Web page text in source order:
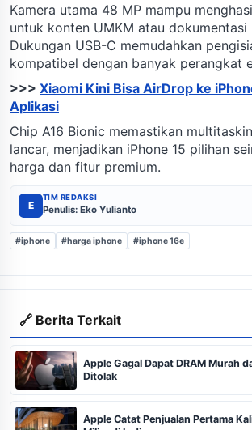
Kamera utama 48 MP mampu
untuk konten UMKM atau dokumentasi
Dukungan USB-C memudahkan
kompatibel dengan banyak perangkat
>>> Xiaomi Kini Bisa AirDrop ke
Aplikasi
Chip A16 Bionic memastikan
lancar, menjadikan iPhone 15 pilihan
harga dan fitur premium.
E
TIM REDAKSI
Penulis: Eko Yulianto
#iphone #harga iphone #iphone 16e
🔗 Berita Terkait
Apple Gagal Dapat DRAM Murah
Ditolak
Apple Catat Penjualan Pertama